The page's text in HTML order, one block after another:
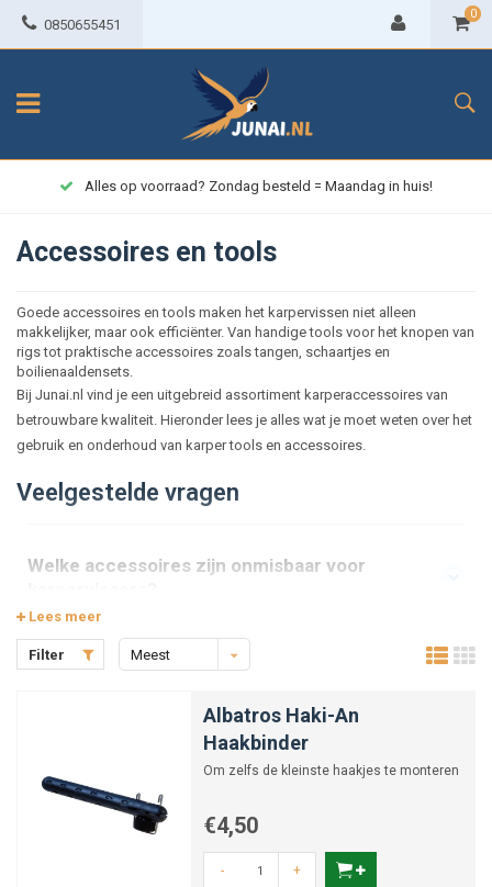
0850655451
0
Alles op voorraad? Zondag besteld = Maandag in huis!
Accessoires en tools
Goede accessoires en tools maken het karpervissen niet alleen
makkelijker, maar ook efficiënter. Van handige tools voor het knopen van
rigs tot praktische accessoires zoals tangen, schaartjes en
boilienaaldensets.
Bij Junai.nl vind je een uitgebreid assortiment karperaccessoires van
betrouwbare kwaliteit. Hieronder lees je alles wat je moet weten over het
gebruik en onderhoud van karper tools en accessoires.
Veelgestelde vragen
Welke accessoires zijn onmisbaar voor
Waarvoor gebruik je een boilienaald?
Wat is een PVA-tool en hoe gebruik ik die?
Wat is het nut van een rig tool set?
Wat is een line aligner en wat doet die?
Lees meer
Filter
Meest
Albatros Haki-An
Haakbinder
Om zelfs de kleinste haakjes te monteren
€4,50
- +